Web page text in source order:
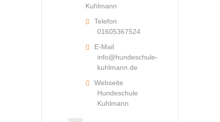
Kuhlmann
Telefon
01605367524
E-Mail
info@hundeschule-
kuhlmann.de
Webseite
Hundeschule
Kuhlmann